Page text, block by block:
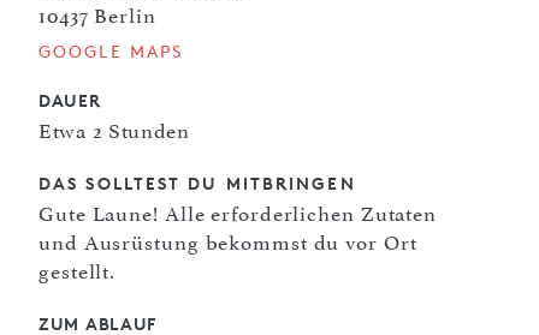
10437 Berlin
GOOGLE MAPS
DAUER
Etwa 2 Stunden
DAS SOLLTEST DU MITBRINGEN
Gute Laune! Alle erforderlichen Zutaten
und Ausrüstung bekommst du vor Ort
gestellt.
ZUM ABLAUF